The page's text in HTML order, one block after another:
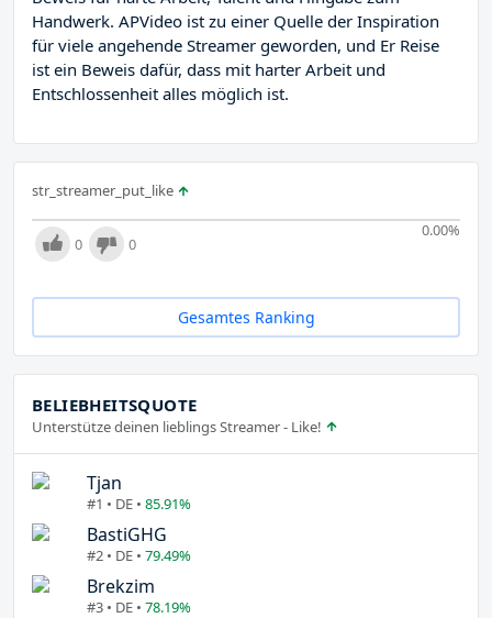
Handwerk. APVideo ist zu einer Quelle der Inspiration
für viele angehende Streamer geworden, und Er Reise
ist ein Beweis dafür, dass mit harter Arbeit und
Entschlossenheit alles möglich ist.
str_streamer_put_like
0.00%
0 0
Gesamtes Ranking
BELIEBHEITSQUOTE
Unterstütze deinen lieblings Streamer - Like!
Tjan
#1 • DE • 85.91%
BastiGHG
#2 • DE • 79.49%
Brekzim
#3 • DE • 78.19%